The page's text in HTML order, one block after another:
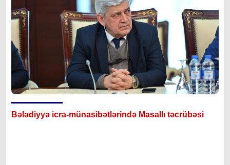
Bələdiyyə icra-münasibətlərində Masallı təcrübəsi